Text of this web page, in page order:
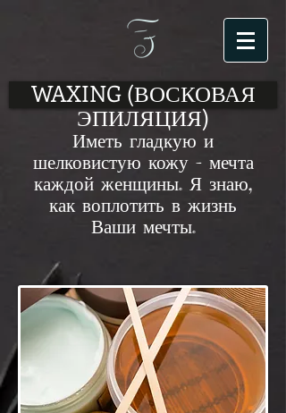
WAXING (ВОСКОВАЯ
ЭПИЛЯЦИЯ)
Иметь гладкую и
шелковистую кожу - мечта
каждой женщины. Я знаю,
как воплотить в жизнь
Ваши мечты.